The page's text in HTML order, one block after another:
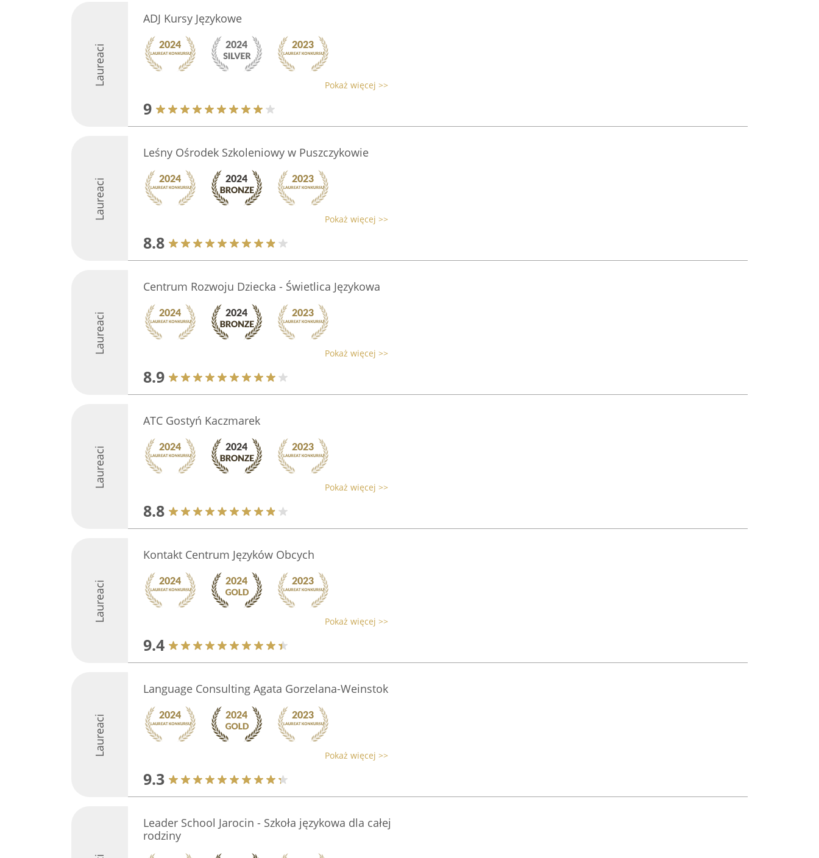
Laureaci
ADJ Kursy Językowe
Pokaż więcej >>
9
Laureaci
Leśny Ośrodek Szkoleniowy w Puszczykowie
Pokaż więcej >>
8.8
Laureaci
Centrum Rozwoju Dziecka - Świetlica Językowa
Pokaż więcej >>
8.9
Laureaci
ATC Gostyń Kaczmarek
Pokaż więcej >>
8.8
Laureaci
Kontakt Centrum Języków Obcych
Pokaż więcej >>
9.4
Laureaci
Language Consulting Agata Gorzelana-Weinstok
Pokaż więcej >>
9.3
Leader School Jarocin - Szkoła językowa dla całej
rodziny